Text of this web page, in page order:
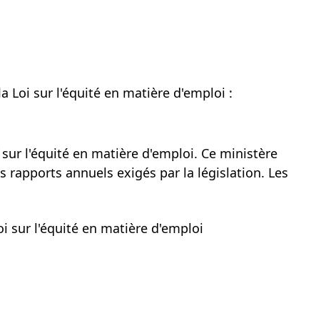
Loi sur l'équité en matière d'emploi :
l'équité en matière d'emploi. Ce ministère
annuels exigés par la législation. Les
sur l'équité en matière d'emploi